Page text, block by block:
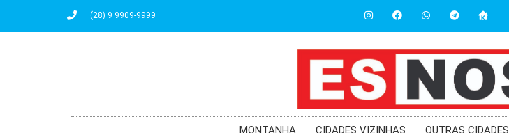
(28) 9 9909-9999
MONTANHA CIDADES VIZINHAS OUTRAS CIDADES